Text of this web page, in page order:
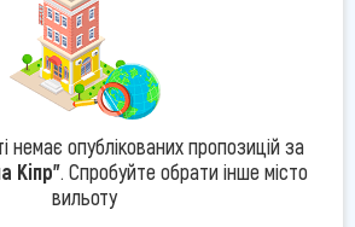
немає опублікованих пропозицій за
Кіпр". Спробуйте обрати інше місто
вильоту